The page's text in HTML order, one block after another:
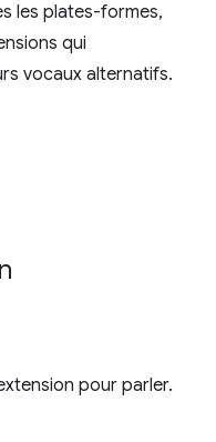
les plates-formes,
qui
vocaux alternatifs.
pour parler.